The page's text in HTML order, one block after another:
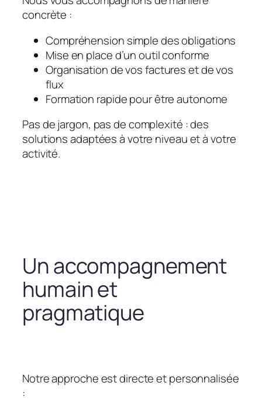
concrète :
Compréhension simple des obligations
Mise en place d’un outil conforme
Organisation de vos factures et de vos
flux
Formation rapide pour être autonome
Pas de jargon, pas de complexité : des
solutions adaptées à votre niveau et à votre
activité.
Un accompagnement
humain et
pragmatique
Notre approche est directe et personnalisée
: